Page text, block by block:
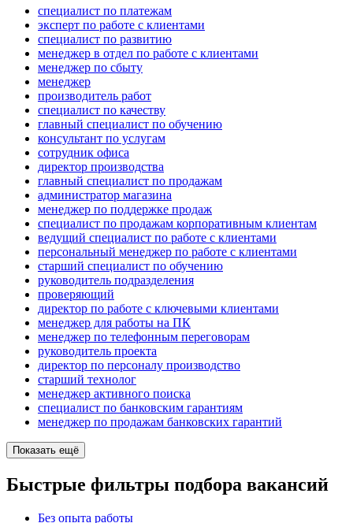
специалист по платежам
эксперт по работе с клиентами
специалист по развитию
менеджер в отдел по работе с клиентами
менеджер по сбыту
менеджер
производитель работ
специалист по качеству
главный специалист по обучению
консультант по услугам
сотрудник офиса
директор производства
главный специалист по продажам
администратор магазина
менеджер по поддержке продаж
специалист по продажам корпоративным клиентам
ведущий специалист по работе с клиентами
персональный менеджер по работе с клиентами
старший специалист по обучению
руководитель подразделения
проверяющий
директор по работе с ключевыми клиентами
менеджер для работы на ПК
менеджер по телефонным переговорам
руководитель проекта
директор по персоналу производство
старший технолог
менеджер активного поиска
специалист по банковским гарантиям
менеджер по продажам банковских гарантий
Показать ещё
Быстрые фильтры подбора вакансий
Без опыта работы